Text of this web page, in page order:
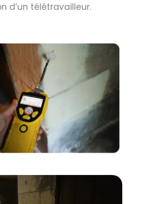
d’un télétravailleur.